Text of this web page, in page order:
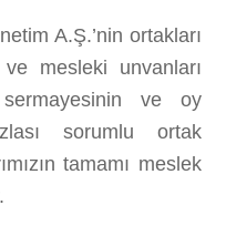
A.Ş.’nin ortakları
mesleki unvanları
ve oy
sorumlu ortak
tamamı meslek